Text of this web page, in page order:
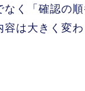
く「確認の
は大きく変わ